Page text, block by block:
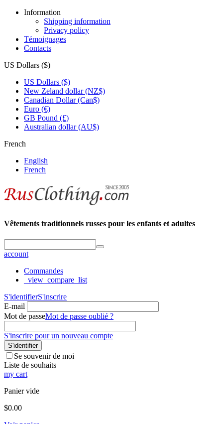
Information
Shipping information
Privacy policy
Témoignages
Contacts
US Dollars ($)
US Dollars ($)
New Zeland dollar (NZ$)
Canadian Dollar (Can$)
Euro (€)
GB Pound (£)
Australian dollar (AU$)
French
English
French
Vêtements traditionnels russes pour les enfants et adultes
account
Commandes
_view_compare_list
S'identifierS'inscrire
E-mail
Mot de passeMot de passe oublié ?
S'inscrire pour un nouveau compte
S'identifier
Se souvenir de moi
Liste de souhaits
my cart
Panier vide
$0.00